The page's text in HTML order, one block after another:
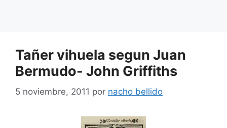
Tañer vihuela segun Juan
Bermudo- John Griffiths
5 noviembre, 2011 por nacho bellido